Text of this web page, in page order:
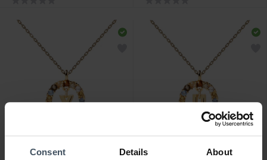
Consent Details About